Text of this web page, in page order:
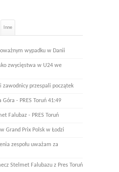
Inne
wypadku w Danii
zwycięstwa w U24 we
przespali początek
- PRES Toruń 41:49
Falubaz - PRES Toruń
Grand Prix Polsk w Łodzi
zespołu uważam za
Stelmet Falubazu z Pres Toruń